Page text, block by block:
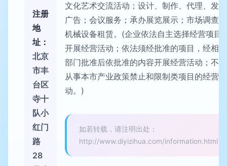
注册
地
址：
北京
市丰
台区
寺十
队小
红门
路
28
文化艺术交流活动；设计、制作、代理、发布
广告；会议服务；承办展览展示；市场调查；
机械设备租赁。(企业依法自主选择经营项目
开展经营活动；依法须经批准的项目，经相关
部门批准后依批准的内容开展经营活动；不得
从事本市产业政策禁止和限制类项目的经营活
动。)
如若转载，请注明出处：
http://www.diyizihua.com/information.html